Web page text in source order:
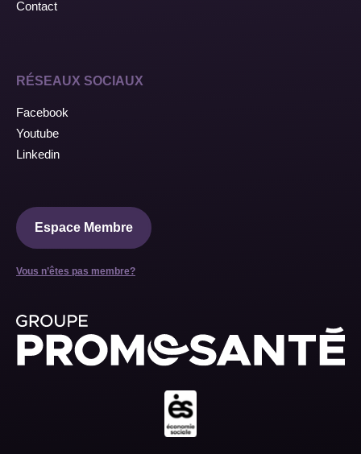
Contact
RÉSEAUX SOCIAUX
Facebook
Youtube
Linkedin
Espace Membre
Vous n’êtes pas membre?